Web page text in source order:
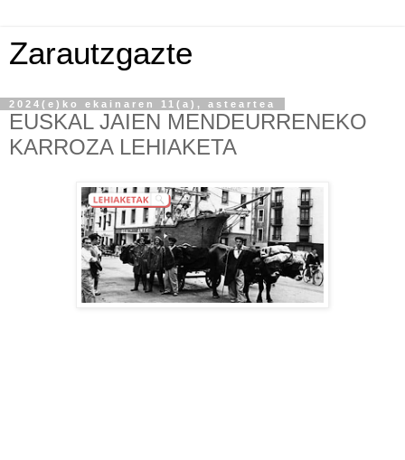
Zarautzgazte
2024(e)ko ekainaren 11(a), asteartea
EUSKAL JAIEN MENDEURRENEKO
KARROZA LEHIAKETA